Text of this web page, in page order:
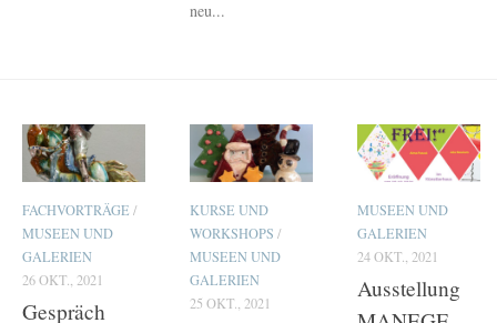
neu...
FACHVORTRÄGE /
MUSEEN UND
GALERIEN
26 OKT., 2021
Gespräch
KURSE UND
WORKSHOPS /
MUSEEN UND
GALERIEN
25 OKT., 2021
MUSEEN UND
GALERIEN
24 OKT., 2021
Ausstellung